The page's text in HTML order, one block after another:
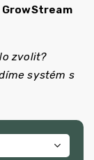
GrowStream
zvolit?
systém s